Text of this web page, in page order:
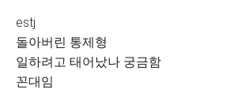
estj
돌아버린 통제형
일하려고 태어났나 궁금함
꼰대임